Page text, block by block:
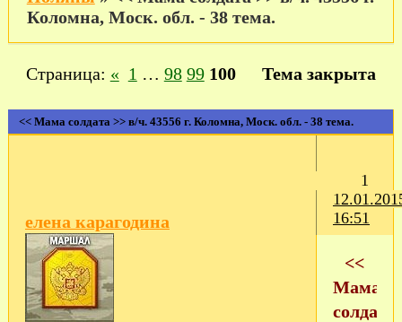
Коломна, Моск. обл. - 38 тема.
<< Мама солдата >> в/ч. 43556 г. Коломна, Моск. обл. - 38 тема.
Страница: « 1 … 98 99 100 Тема закрыта
1
16:51
елена карагодина
<<
Мама
солдата